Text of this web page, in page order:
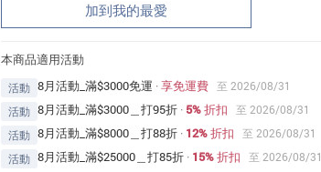
加到我的最愛
本商品適用活動
活動 8月活動_滿$3000免運 ·享免運費
至 2026/08/31
活動 8月活動_滿$3000＿打95折 · 5% 折扣
至 2026/08/31
活動 8月活動_滿$8000＿打88折 · 12% 折扣
至 2026/08/31
活動 8月活動_滿$25000＿打85折 · 15% 折扣 至 2026/08/31